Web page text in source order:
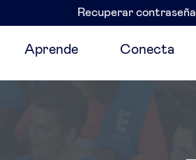
Navegación
secundaria
Recuperar contraseña
Aprende Conecta